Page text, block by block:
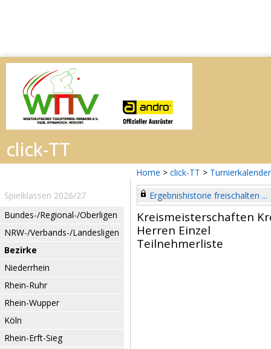
Home > click-TT > Turnierkalender
Spielklassen 2026/27
Bundes-/Regional-/Oberligen
NRW-/Verbands-/Landesligen
Bezirke
Niederrhein
Rhein-Ruhr
Rhein-Wupper
Köln
Rhein-Erft-Sieg
Ergebnishistorie freischalten ...
Kreismeisterschaften
Herren Einzel
Teilnehmerliste